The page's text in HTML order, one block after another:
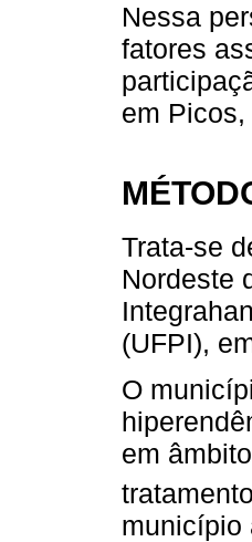
Nessa
fatores
em
Trata-se
Nordeste
(UFPI),
O
em
município